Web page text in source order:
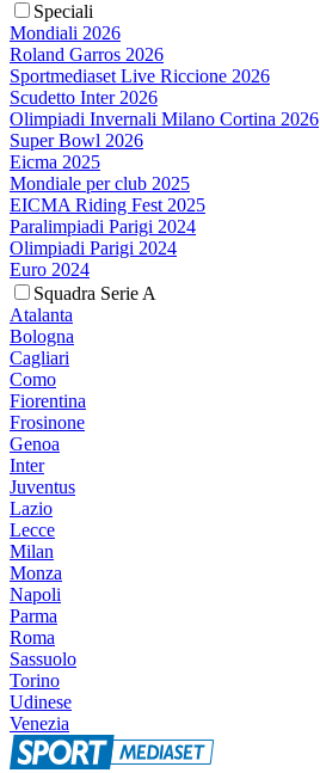
Speciali
Mondiali 2026
Roland Garros 2026
Sportmediaset Live Riccione 2026
Scudetto Inter 2026
Olimpiadi Invernali Milano Cortina 2026
Super Bowl 2026
Eicma 2025
Mondiale per club 2025
EICMA Riding Fest 2025
Paralimpiadi Parigi 2024
Olimpiadi Parigi 2024
Euro 2024
Squadra Serie A
Atalanta
Bologna
Cagliari
Como
Fiorentina
Frosinone
Genoa
Inter
Juventus
Lazio
Lecce
Milan
Monza
Napoli
Parma
Roma
Sassuolo
Torino
Udinese
Venezia